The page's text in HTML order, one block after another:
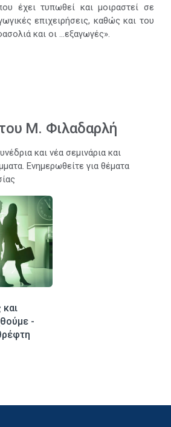
έχει τυπωθεί και μοιραστεί σε
επιχειρήσεις, καθώς και του
και οι …εξαγωγές».
Μ. Φιλαδαρλή
και νέα σεμινάρια και
Ενημερωθείτε για θέματα
-